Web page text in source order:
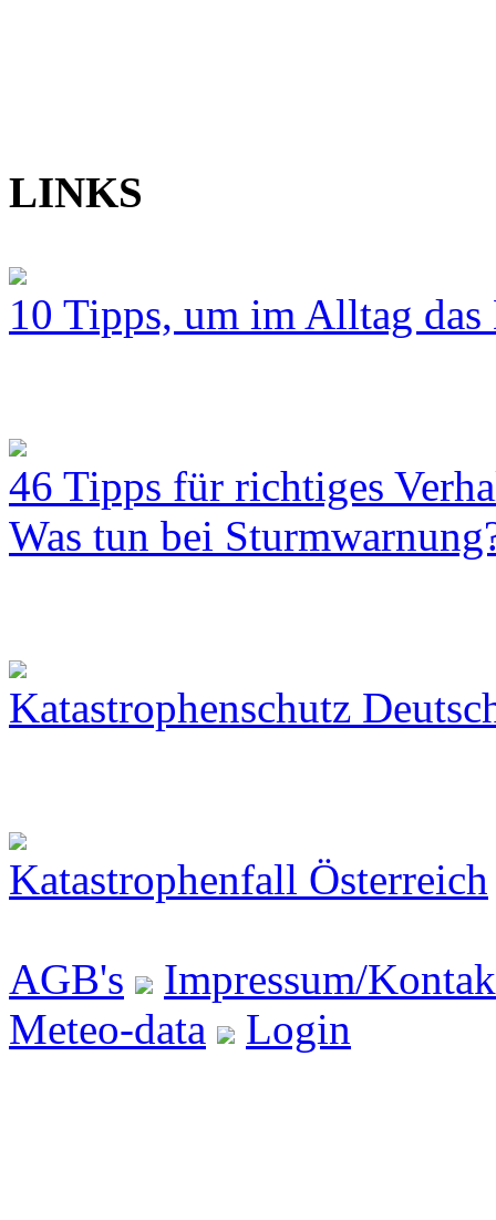
LINKS
10 Tipps, um im Alltag
46 Tipps für richtiges
Was tun bei
Katastrophenschutz
Katastrophenfall Österreich
AGB's
Impressum/
Meteo-data
Login